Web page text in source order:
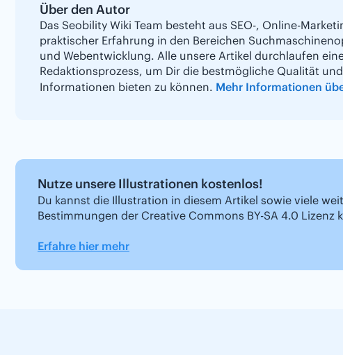
Über den Autor
Das Seobility Wiki Team besteht aus SEO-, Online-
praktischer Erfahrung in den Bereichen
und Webentwicklung. Alle unsere Artikel durchlaufen
Redaktionsprozess, um Dir die bestmögliche Qualität
Informationen bieten zu können. Mehr Informationen
Nutze unsere Illustrationen kostenlos!
Du kannst die Illustration in diesem Artikel sowie viele
Bestimmungen der Creative Commons BY-SA 4.0 Lizenz
Erfahre hier mehr